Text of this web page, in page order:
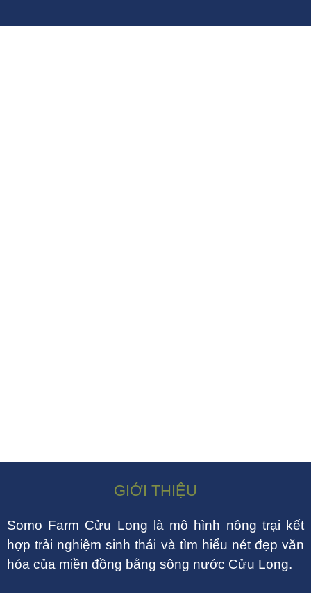
GIỚI THIỆU
Somo Farm Cửu Long là mô hình nông trại kết
hợp trải nghiệm sinh thái và tìm hiểu nét đẹp văn
hóa của miền đồng bằng sông nước Cửu Long.